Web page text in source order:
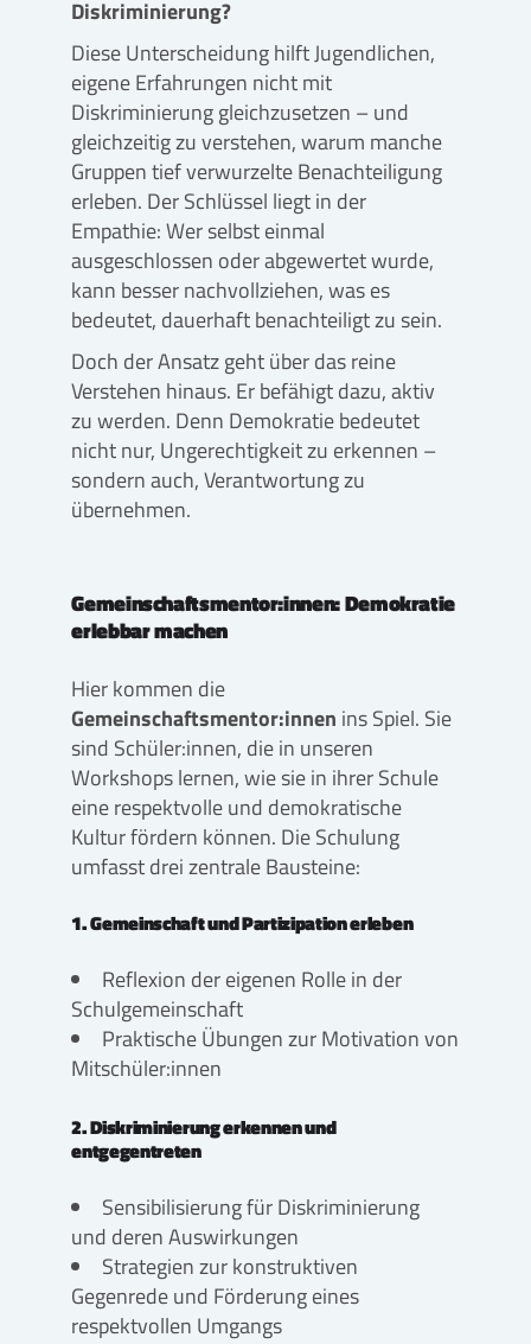
Diskriminierung?
Diese Unterscheidung hilft Jugendlichen,
eigene Erfahrungen nicht mit
Diskriminierung gleichzusetzen – und
gleichzeitig zu verstehen, warum manche
Gruppen tief verwurzelte Benachteiligung
erleben. Der Schlüssel liegt in der
Empathie: Wer selbst einmal
ausgeschlossen oder abgewertet wurde,
kann besser nachvollziehen, was es
bedeutet, dauerhaft benachteiligt zu sein.
Doch der Ansatz geht über das reine
Verstehen hinaus. Er befähigt dazu, aktiv
zu werden. Denn Demokratie bedeutet
nicht nur, Ungerechtigkeit zu erkennen –
sondern auch, Verantwortung zu
übernehmen.
Gemeinschaftsmentor:innen: Demokratie
erlebbar machen
Hier kommen die
Gemeinschaftsmentor:innen ins Spiel. Sie
sind Schüler:innen, die in unseren
Workshops lernen, wie sie in ihrer Schule
eine respektvolle und demokratische
Kultur fördern können. Die Schulung
umfasst drei zentrale Bausteine:
1. Gemeinschaft und Partizipation erleben
Reflexion der eigenen Rolle in der
Schulgemeinschaft
Praktische Übungen zur Motivation von
Mitschüler:innen
2. Diskriminierung erkennen und
entgegentreten
Sensibilisierung für Diskriminierung
und deren Auswirkungen
Strategien zur konstruktiven
Gegenrede und Förderung eines
respektvollen Umgangs